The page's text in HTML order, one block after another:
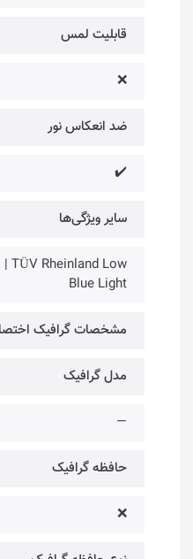
قابلیت لمس
❌
ضد انعکاس نور
✔️
سایر ویژگی‌ها
TÜV Rheinland Low
Blue Light
مشخصات گرافیک
مدل گرافیک
—
حافظه گرافیک
❌